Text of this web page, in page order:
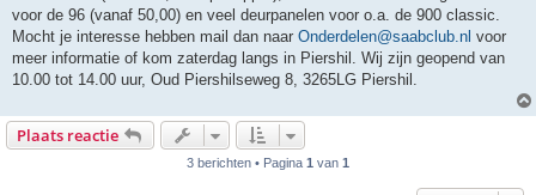
voor de 96 (vanaf 50,00) en veel deurpanelen voor o.a. de 900 classic.
Mocht je interesse hebben mail dan naar Onderdelen@saabclub.nl voor
meer informatie of kom zaterdag langs in Piershil. Wij zijn geopend van
10.00 tot 14.00 uur, Oud Piershilseweg 8, 3265LG Piershil.
Plaats reactie
3 berichten • Pagina 1 van 1